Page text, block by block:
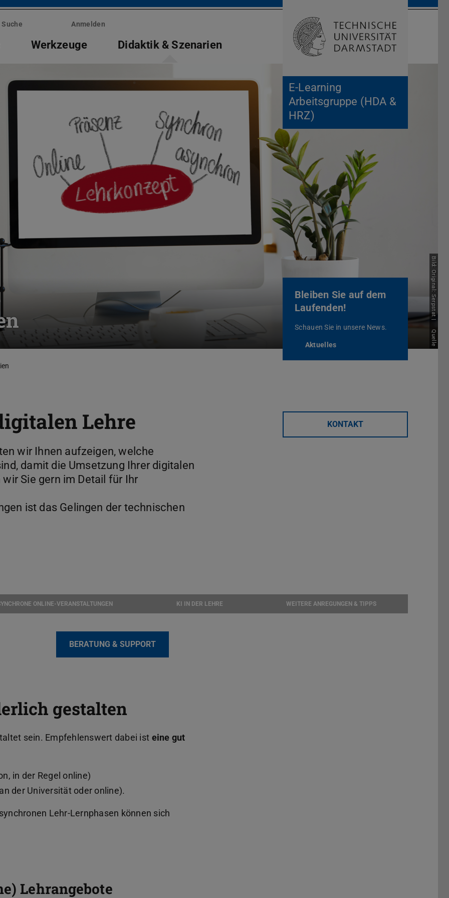
E-Learning
Arbeitsgruppe (HDA &
HRZ)
Suche Anmelden
Werkzeuge Didaktik & Szenarien Suche öffnen
Bleiben Sie auf dem
Laufenden!
Schauen Sie in unsere News.
Aktuelles
Bild: Original: Serpstat |
Quelle
Lehre
wir Ihnen aufzeigen, welche
damit die Umsetzung Ihrer digitalen
Sie gern im Detail für Ihr
ist das Gelingen der technischen
KONTAKT
ONLINE-VERANSTALTUNGEN KI IN DER LEHRE WEITERE ANREGUNGEN & TIPPS
BERATUNG & SUPPORT
gestalten
sein. Empfehlenswert dabei ist eine gut
in der Regel online)
der Universität oder online).
Lehr-Lernphasen können sich
Lehrangebote